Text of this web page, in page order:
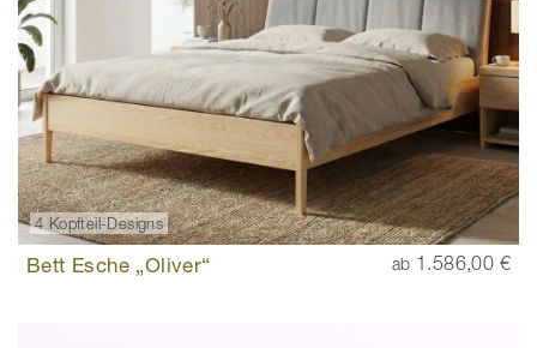
4 Kopfteil-Designs
Bett Esche „Oliver“ ab 1.586,00 €